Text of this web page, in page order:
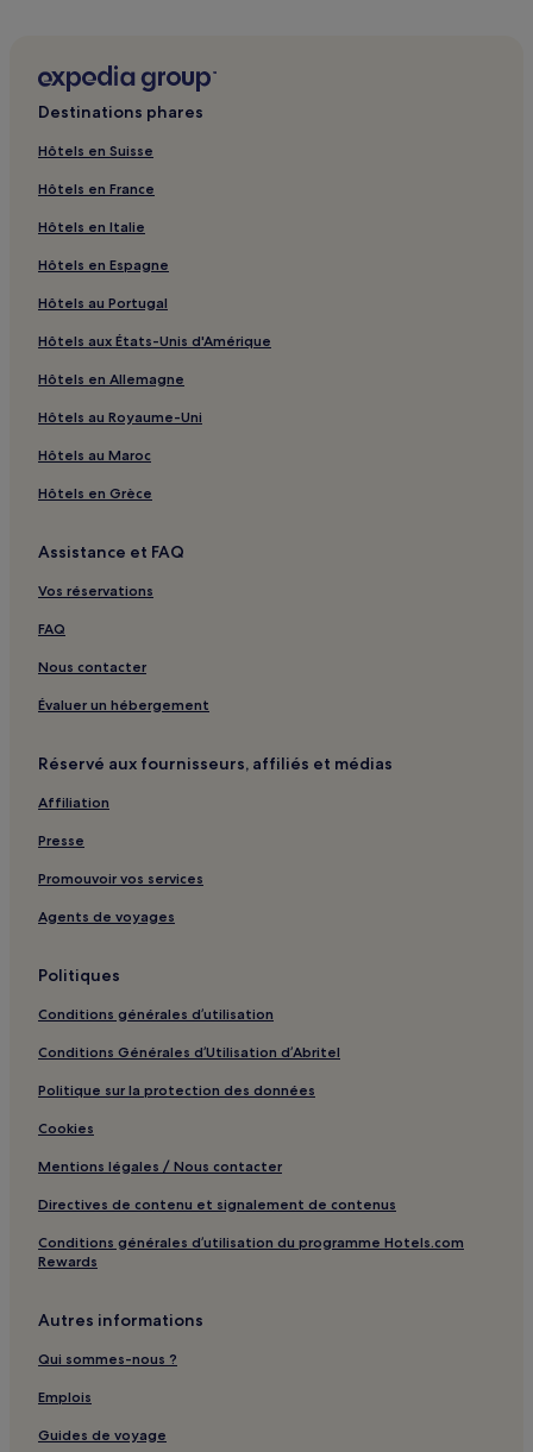
Destinations phares
Hôtels en Suisse
Hôtels en France
Hôtels en Italie
Hôtels en Espagne
Hôtels au Portugal
Hôtels aux États-Unis d'Amérique
Hôtels en Allemagne
Hôtels au Royaume-Uni
Hôtels au Maroc
Hôtels en Grèce
Assistance et FAQ
Vos réservations
FAQ
Nous contacter
Évaluer un hébergement
Réservé aux fournisseurs, affiliés et médias
Affiliation
Presse
Promouvoir vos services
Agents de voyages
Politiques
Conditions générales d’utilisation
Conditions Générales d’Utilisation d’Abritel
Politique sur la protection des données
Cookies
Mentions légales / Nous contacter
Directives de contenu et signalement de contenus
Conditions générales d’utilisation du programme Hotels.com
Rewards
Autres informations
Qui sommes-nous ?
Emplois
Guides de voyage